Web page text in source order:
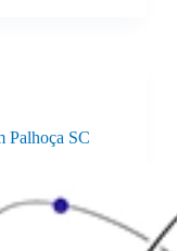
Palhoça SC